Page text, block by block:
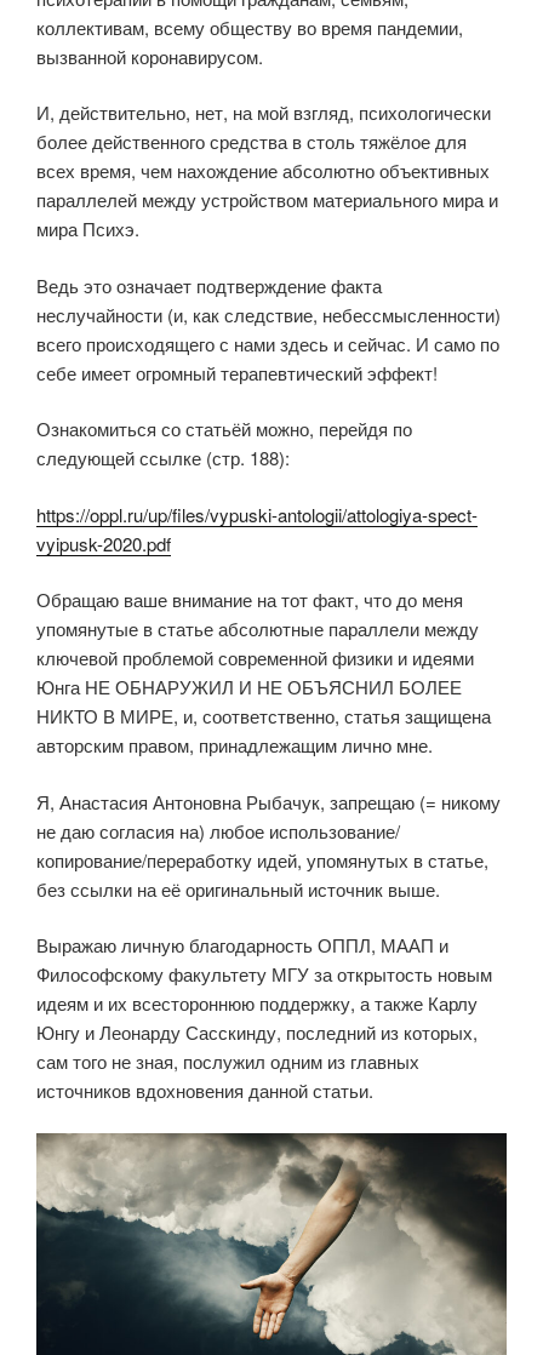
коллективам, всему обществу во время пандемии,
вызванной коронавирусом.
И, действительно, нет, на мой взгляд, психологически
более действенного средства в столь тяжёлое для
всех время, чем нахождение абсолютно объективных
параллелей между устройством материального мира и
мира Психэ.
Ведь это означает подтверждение факта
неслучайности (и, как следствие, небессмысленности)
всего происходящего с нами здесь и сейчас. И само по
себе имеет огромный терапевтический эффект!
Ознакомиться со статьёй можно, перейдя по
следующей ссылке (стр. 188):
https://oppl.ru/up/files/vypuski-antologii/attologiya-spect-
vyipusk-2020.pdf
Обращаю ваше внимание на тот факт, что до меня
упомянутые в статье абсолютные параллели между
ключевой проблемой современной физики и идеями
Юнга НЕ ОБНАРУЖИЛ И НЕ ОБЪЯСНИЛ БОЛЕЕ
НИКТО В МИРЕ, и, соответственно, статья защищена
авторским правом, принадлежащим лично мне.
Я, Анастасия Антоновна Рыбачук, запрещаю (= никому
не даю согласия на) любое использование/
копирование/переработку идей, упомянутых в статье,
без ссылки на её оригинальный источник выше.
Выражаю личную благодарность ОППЛ, МААП и
Философскому факультету МГУ за открытость новым
идеям и их всестороннюю поддержку, а также Карлу
Юнгу и Леонарду Сасскинду, последний из которых,
сам того не зная, послужил одним из главных
источников вдохновения данной статьи.